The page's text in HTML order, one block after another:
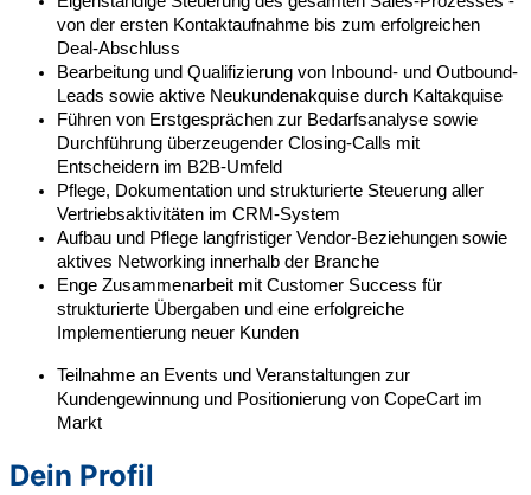
von der ersten Kontaktaufnahme bis zum erfolgreichen
Deal-Abschluss
Bearbeitung und Qualifizierung von Inbound- und Outbound-
Leads sowie aktive Neukundenakquise durch Kaltakquise
Führen von Erstgesprächen zur Bedarfsanalyse sowie
Durchführung überzeugender Closing-Calls mit
Entscheidern im B2B-Umfeld
Pflege, Dokumentation und strukturierte Steuerung aller
Vertriebsaktivitäten im CRM-System
Aufbau und Pflege langfristiger Vendor-Beziehungen sowie
aktives Networking innerhalb der Branche
Enge Zusammenarbeit mit Customer Success für
strukturierte Übergaben und eine erfolgreiche
Implementierung neuer Kunden
Teilnahme an Events und Veranstaltungen zur
Kundengewinnung und Positionierung von CopeCart im
Markt
Dein Profil